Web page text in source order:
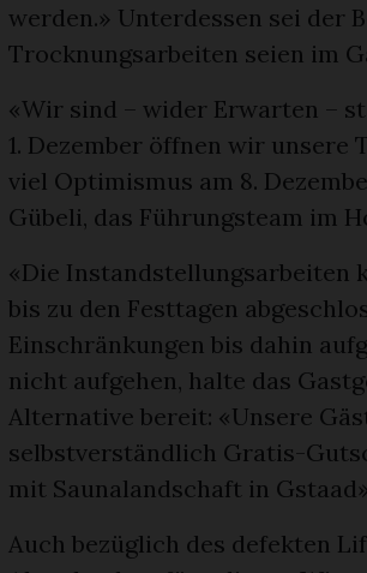
werden.» Unterdessen sei der
Trocknungsarbeiten seien im
«Wir sind – wider Erwarten –
1. Dezember öffnen wir
viel Optimismus am 8.
Gübeli, das Führungsteam im
«Die Instandstellungsarbeiten
bis zu den Festtagen
Einschränkungen bis dahin
nicht aufgehen, halte das
Alternative bereit: «Unsere
selbstverständlich Gratis-
mit Saunalandschaft in
Auch bezüglich des defekten